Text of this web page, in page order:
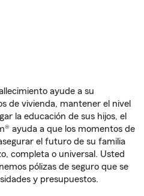
ayude a su
de vivienda, mantener el nivel
la educación de sus hijos, el
ayuda a que los momentos de
el futuro de su familia
completa o universal. Usted
pólizas de seguro que se
y presupuestos.